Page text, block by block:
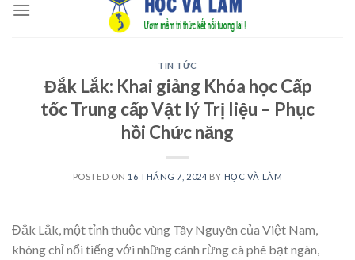
TIN TỨC
Đắk Lắk: Khai giảng Khóa học Cấp
tốc Trung cấp Vật lý Trị liệu – Phục
hồi Chức năng
POSTED ON 16 THÁNG 7, 2024 BY HỌC VÀ LÀM
Đắk Lắk, một tỉnh thuộc vùng Tây Nguyên của Việt Nam,
không chỉ nổi tiếng với những cánh rừng cà phê bạt ngàn,